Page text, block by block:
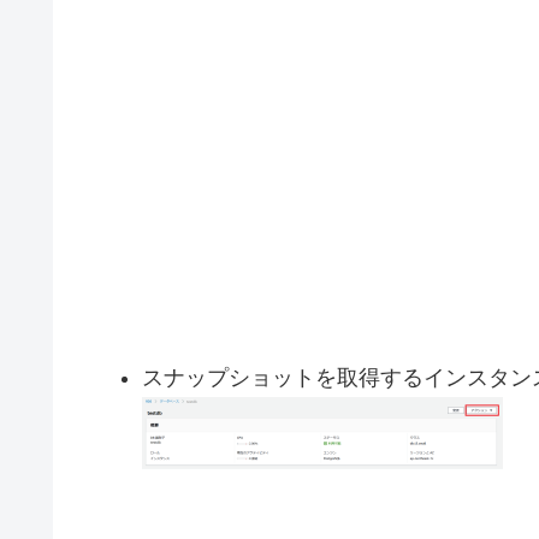
スナップショットを取得するインスタン